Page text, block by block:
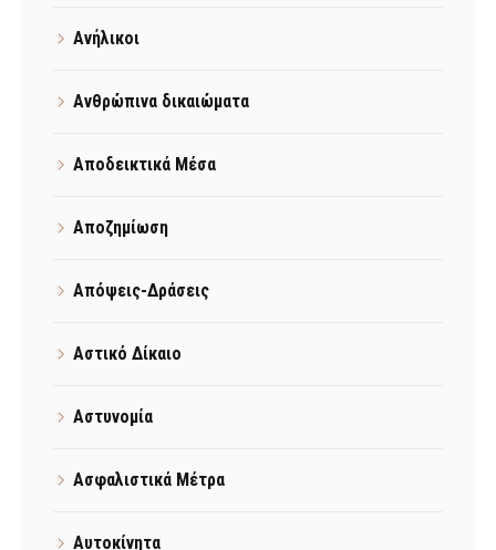
Ανήλικοι
Ανθρώπινα δικαιώματα
Αποδεικτικά Μέσα
Αποζημίωση
Απόψεις-Δράσεις
Αστικό Δίκαιο
Αστυνομία
Ασφαλιστικά Μέτρα
Αυτοκίνητα